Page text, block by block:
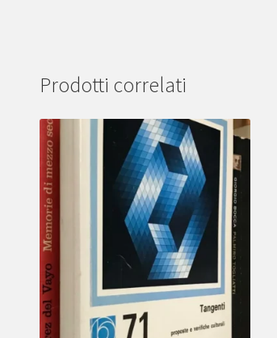
Prodotti correlati